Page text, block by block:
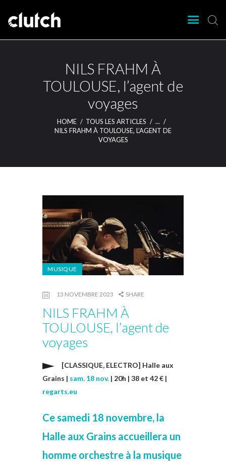
NILS FRAHM À
TOULOUSE, l’agent de
voyages
HOME TOUS LES ARTICLES
...
NILS FRAHM À TOULOUSE, L’AGENT DE
VOYAGES
Clutch Webzine
Agenda
Nos éditions
Magazine
Lieux
MUSIQUE
13 NOVEMBRE 2023 SHARE
NILS FRAHM À
TOULOUSE, l’agent de
voyages
[CLASSIQUE, ELECTRO] Halle aux
Grains | sam. 18 nov. | 20h | 38 et 42 € |
regarts.eu
Ce samedi 18 novembre, la
Halle aux Grains accueillera un
homme orchestre à la musique